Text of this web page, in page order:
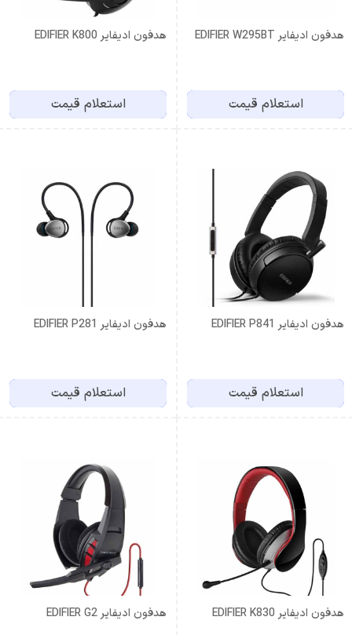
هدفون ادیفایر EDIFIER W295BT
استعلام قیمت
هدفون ادیفایر EDIFIER K800
استعلام قیمت
هدفون ادیفایر EDIFIER P841
استعلام قیمت
هدفون ادیفایر EDIFIER P281
استعلام قیمت
هدفون ادیفایر EDIFIER K830 هدفون ادیفایر EDIFIER G2